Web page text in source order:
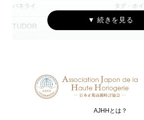
パネライ タグ・ホ
TUDOR
AJHHとは？